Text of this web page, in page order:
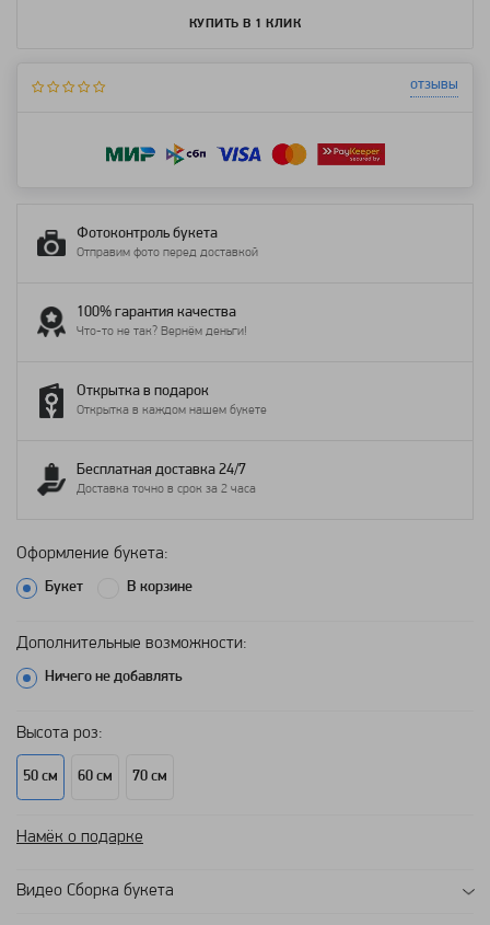
КУПИТЬ В 1 КЛИК
отзывы
Фотоконтроль букета
Отправим фото перед доставкой
100% гарантия качества
Что-то не так? Вернём деньги!
Открытка в подарок
Открытка в каждом нашем букете
Бесплатная доставка 24/7
Доставка точно в срок за 2 часа
Оформление букета:
Букет В корзине
Дополнительные возможности:
Ничего не добавлять
Высота роз:
50 см 60 см 70 см
Намёк о подарке
Видео Сборка букета